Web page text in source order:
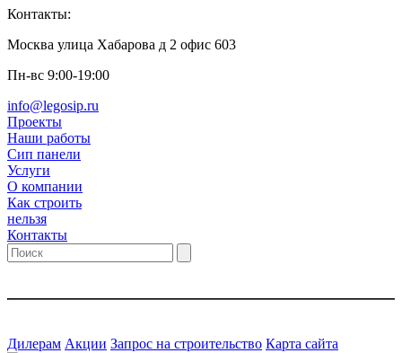
Контакты:
Москва улица Хабарова д 2 офис 603
Пн-вс 9:00-19:00
info@legosip.ru
Проекты
Наши работы
Сип панели
Услуги
О компании
Как строить
нельзя
Контакты
Дилерам Акции Запрос на строительство Карта сайта